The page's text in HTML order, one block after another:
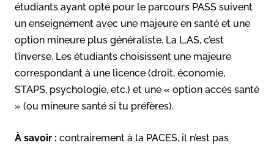
étudiants ayant opté pour le parcours PASS suivent
un enseignement avec une majeure en santé et une
option mineure plus généraliste. La L.AS, c’est
l’inverse. Les étudiants choisissent une majeure
correspondant à une licence (droit, économie,
STAPS, psychologie, etc.) et une « option accès santé
» (ou mineure santé si tu préfères).
À savoir : contrairement à la PACES, il n’est pas